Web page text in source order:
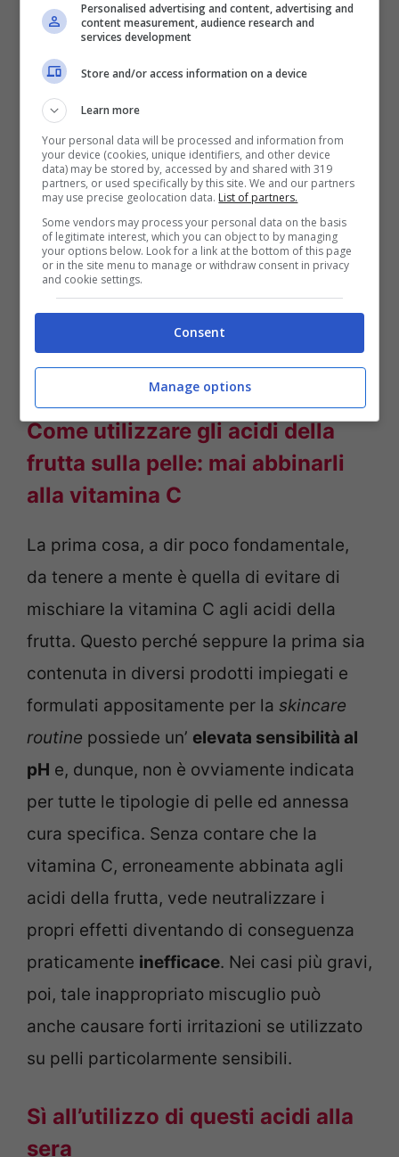
In alcuni casi i prodotti formulati a base di
rossori, bruciori e pizzicori, specie qualora
la pelle trattata sia per definizione
spiccatamentesensibile: si tratta però di
un effetto collaterale puramente
momentaneo, che tenderà a svanire nelle
seguenti applicazioni. In caso il disagio
dovesse permanere oltre ai tre giorni,
chiaramente il buon senso suggerisce di
interrompere immediatamente ogni
utilizzo.
Come utilizzare gli acidi della
frutta sulla pelle: mai abbinarli
alla vitamina C
La prima cosa, a dir poco fondamentale,
da tenere a mente è quella di evitare di
mischiare la vitamina C agli acidi della
frutta. Questo perché seppure la prima sia
contenuta in diversi prodotti impiegati e
formulati appositamente per la skincare
routine possiede un’ elevata sensibilità al
pH e, dunque, non è ovviamente indicata
per tutte le tipologie di pelle ed annessa
cura specifica. Senza contare che la
vitamina C, erroneamente abbinata agli
acidi della frutta, vede neutralizzare i
propri effetti diventando di conseguenza
praticamente inefficace. Nei casi più gravi,
poi, tale inappropriato miscuglio può
anche causare forti irritazioni se utilizzato
su pelli particolarmente sensibili.
Sì all’utilizzo di questi acidi alla
sera
Personalised advertising and content, advertising and
content measurement, audience research and
services development
Store and/or access information on a device
Learn more
Your personal data will be processed and information from
your device (cookies, unique identifiers, and other device
data) may be stored by, accessed by and shared with 319
partners, or used specifically by this site. We and our partners
may use precise geolocation data. List of partners.
Some vendors may process your personal data on the basis
of legitimate interest, which you can object to by managing
your options below. Look for a link at the bottom of this page
or in the site menu to manage or withdraw consent in privacy
and cookie settings.
Consent
Manage options